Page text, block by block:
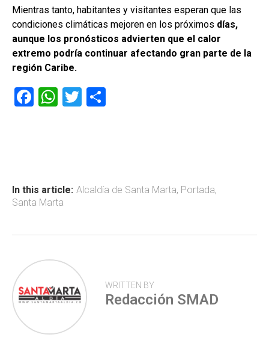
Mientras tanto, habitantes y visitantes esperan que las
condiciones climáticas mejoren en los próximos días,
aunque los pronósticos advierten que el calor
extremo podría continuar afectando gran parte de la
región Caribe.
F
ok
W
p
p
T
tir
In this article: Alcaldía de Santa Marta, Portada,
Santa Marta
WRITTEN BY
Redacción SMAD